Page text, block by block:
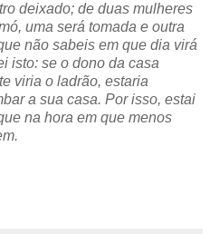
deixado; de duas mulheres
uma será tomada e outra
não sabeis em que dia virá
isto: se o dono da casa
viria o ladrão, estaria
a sua casa. Por isso, estai
na hora em que menos